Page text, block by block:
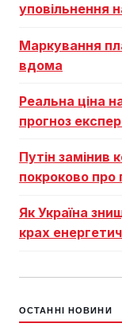
уповільнення
Маркування
вдома
Реальна ціна
прогноз
Путін замінив
покроково про
Як Україна
крах
ОСТАННІ НОВИНИ